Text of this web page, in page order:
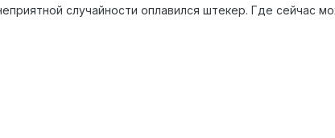
случайности оплавился штекер. Где сейчас